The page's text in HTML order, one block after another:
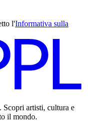
l'Informativa sulla
Scopri artisti, cultura e
il mondo.